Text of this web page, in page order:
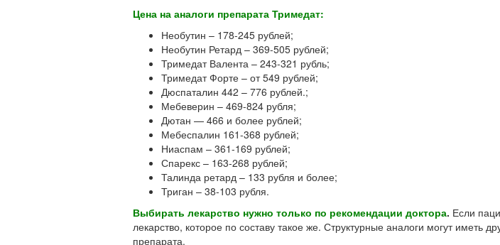
Цена на аналоги препарата Тримедат:
Необутин – 178-245 рублей;
Необутин Ретард – 369-505 рублей;
Тримедат Валента – 243-321 рубль;
Тримедат Форте – от 549 рублей;
Дюспаталин 442 – 776 рублей.;
Мебеверин – 469-824 рубля;
Дютан — 466 и более рублей;
Мебеспалин 161-368 рублей;
Ниаспам – 361-169 рублей;
Спарекс – 163-268 рублей;
Талинда ретард – 133 рубля и более;
Триган – 38-103 рубля.
Выбирать лекарство нужно только по рекомендации доктора. Если
лекарство, которое по составу такое же. Структурные аналоги могут иметь
препарата.